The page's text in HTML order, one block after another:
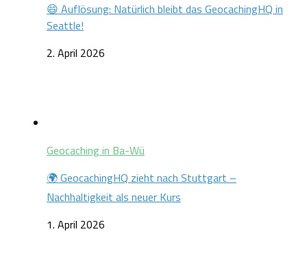
😄 Auflösung: Natürlich bleibt das GeocachingHQ in
Seattle!
2. April 2026
Geocaching in Ba-Wü
🌍 GeocachingHQ zieht nach Stuttgart –
Nachhaltigkeit als neuer Kurs
1. April 2026